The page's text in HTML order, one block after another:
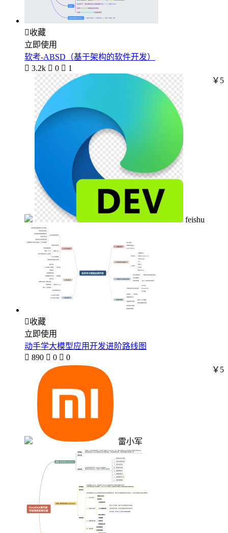
收藏
立即使用
软考-ABSD（基于架构的软件开发）
 3.2k  0  1
feishu
￥5
收藏
立即使用
动手学大模型应用开发进阶路线图
 890  0  0
雷小军
￥5